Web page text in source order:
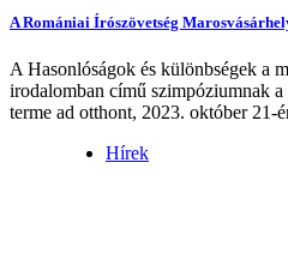
A Romániai Írószövetség
A Hasonlóságok és különbségek a
irodalomban című szimpóziumnak
terme ad otthont, 2023. október 21-
Hírek